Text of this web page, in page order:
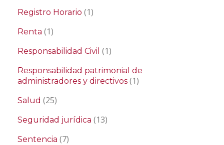
Registro Horario (1)
Renta (1)
Responsabilidad Civil (1)
Responsabilidad patrimonial de
administradores y directivos (1)
Salud (25)
Seguridad jurídica (13)
Sentencia (7)